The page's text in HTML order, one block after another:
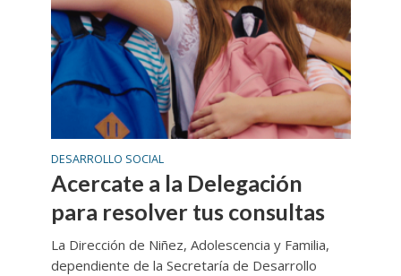
DESARROLLO SOCIAL
Acercate a la Delegación
para resolver tus consultas
La Dirección de Niñez, Adolescencia y Familia,
dependiente de la Secretaría de Desarrollo